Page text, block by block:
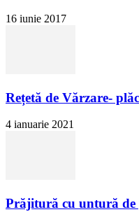
16 iunie 2017
Rețetă de Vărzare-
4 ianuarie 2021
Prăjitură cu untură de